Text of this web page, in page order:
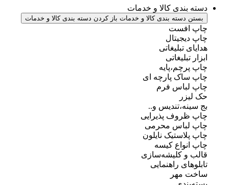
دسته بندی کالا و خدمات
بستن دسته بندی کالا و خدمات باز کردن دسته بندی کالا و خدمات
چاپ افست
چاپ دیجیتال
هدایای تبلیغاتی
ابزار تبلیغاتی
چاپ پرچم،پایه
چاپ ساک پارچه ای
چاپ لباس فرم
حک لیزر
بج سینه،تندیس و..
چاپ ظروف پذیرایی
چاپ لباس محرمی
چاپ پلاستیک نایلون
چاپ انواع کیسه
قالب و کلیشه‌سازی
تابلوهای راهنمایی
ساخت مهر